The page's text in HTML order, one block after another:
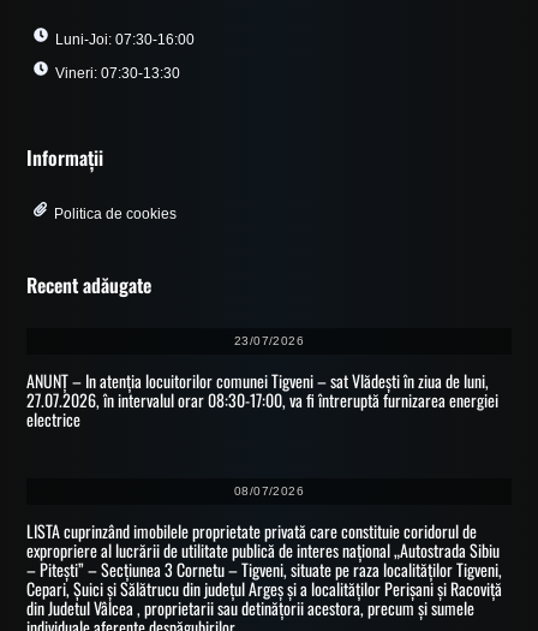
Luni-Joi: 07:30-16:00
Vineri: 07:30-13:30
Informații
Politica de cookies
Recent adăugate
23/07/2026
ANUNȚ – In atenția locuitorilor comunei Tigveni – sat Vlădești în ziua de luni,
27.07.2026, în intervalul orar 08:30-17:00, va fi întreruptă furnizarea energiei
electrice
08/07/2026
LISTA cuprinzând imobilele proprietate privată care constituie coridorul de
expropriere al lucrării de utilitate publică de interes național „Autostrada Sibiu
– Pitești” – Secțiunea 3 Cornetu – Tigveni, situate pe raza localităților Tigveni,
Cepari, Șuici și Sălătrucu din județul Argeș și a localităților Perișani și Racoviță
din Judetul Vâlcea , proprietarii sau detinățorii acestora, precum și sumele